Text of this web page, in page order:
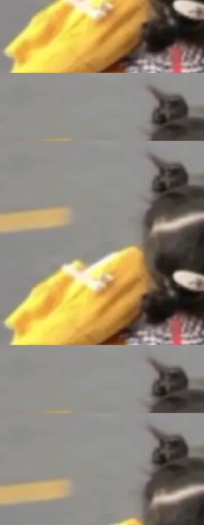
实现）、POSIX 消息队
体”正循环、再到联运与
环，以及面向全球市场
终端云业务商业化销售负
，游戏开发者的核心诉求
道”，而是一套能够持续
——B850 AORUS ELITE
性能平台打造的全新主板
X3D延续技嘉在X3
，旨在为游戏玩家带来
择。 B850 AORUS ELI
场景释放处理器潜力，
发布专员与 AI 审
点不是 AI 写得不够
好到审查排期从两天的
说 AI 把瓶颈从写代码
。作为一个原生的 Gra
feat(zero)：Zero 现
（token=...;whitelist
格式一致，并据此对其
权。 <blockquote> <p>
</strong>&nbsp;Zero
竹签，一个竹筒，一头
来，竹膜震动，发出“哇
来越难找了，有开发者
放在 zhuzhiliao.imsai.c
。 玩法很简单：按住屏
。页面会实时显示转速
实竹知了录音的 1.72 秒
码失败时，还有一套合
模拟脉冲，并联带通共
学影像数据要素
注，张医生过去需要约1
百张连续影像上，一笔一
识别肌肉组织。如今，使
平台，同样的工作缩短
。 这组数字背后，改变
学影像转化为AI能力的
的高质量数据。医学影
精细分割，让系统"...
正式发布
，重心在内核稳定性。我
系，扩展了 Triple 协议与
换，编辑和分类所有主
Share 按钮中添加
功能 Content server：
新端点的插件 Edit boo
七年后：一个平庸的
简单：SwiftUI 发布七年
版。 Manshin 从数据